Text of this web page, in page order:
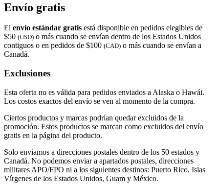
Envío gratis
El envío estándar gratis está disponible en pedidos elegibles de
$50 (USD) o más cuando se envían dentro de los Estados Unidos
contiguos o en pedidos de $100 (CAD) o más cuando se envían a
Canadá.
Exclusiones
Esta oferta no es válida para pedidos enviados a Alaska o Hawái.
Los costos exactos del envío se ven al momento de la compra.
Ciertos productos y marcas podrían quedar excluidos de la
promoción. Estos productos se marcan como excluidos del envío
gratis en la página del producto.
Solo enviamos a direcciones postales dentro de los 50 estados y
Canadá. No podemos enviar a apartados postales, direcciones
militares APO/FPO ni a los siguientes destinos: Puerto Rico, Islas
Vírgenes de los Estados Unidos, Guam y México.